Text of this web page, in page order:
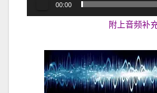
00:00
附上音频补